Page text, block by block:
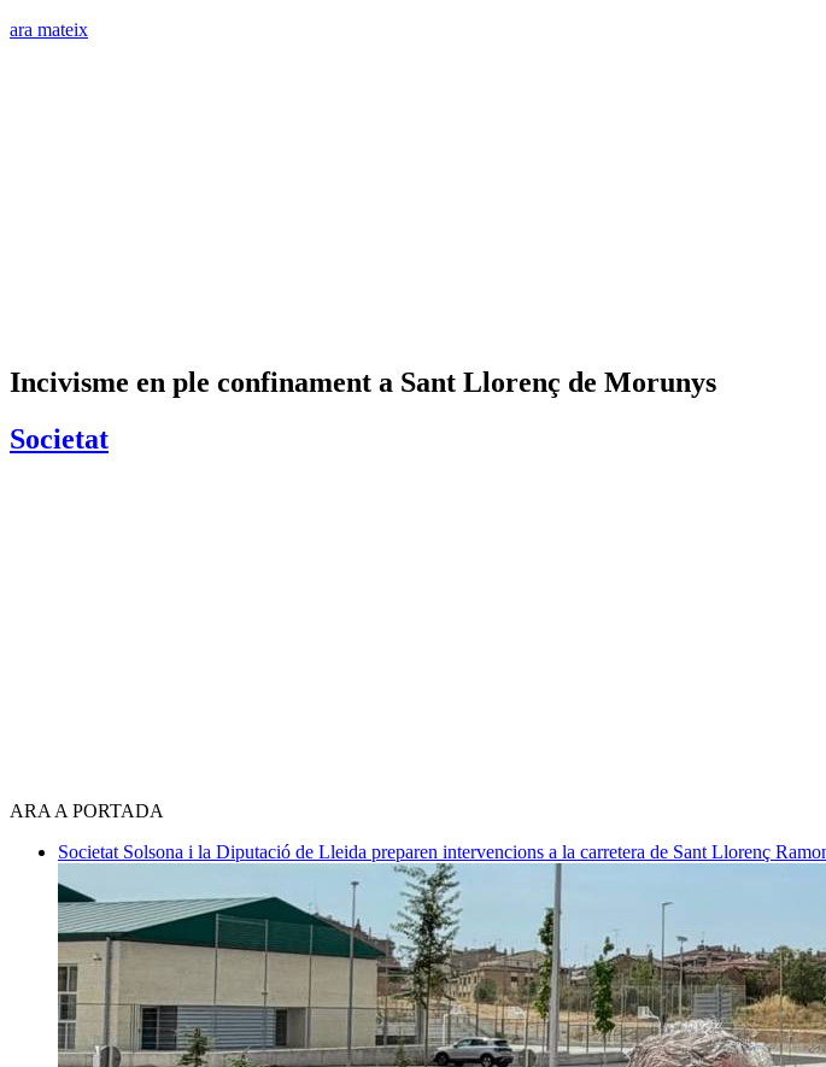
ara mateix
Incivisme en ple confinament a Sant Llorenç de Morunys
Societat
ARA A PORTADA
Societat Solsona i la Diputació de Lleida preparen intervencions a la carretera de Sant Llorenç